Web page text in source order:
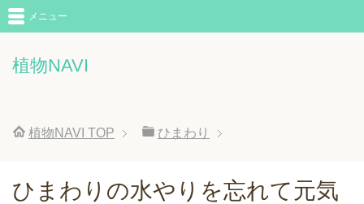
植物NAVI
メニュー
植物NAVI TOP ひまわり
ひまわりの水やりを忘れて元気